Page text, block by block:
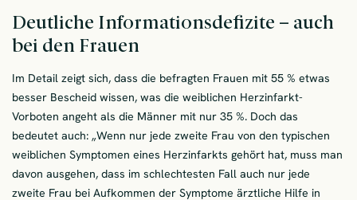
Deutliche Informationsdefizite – auch
bei den Frauen
Im Detail zeigt sich, dass die befragten Frauen mit 55 % etwas
besser Bescheid wissen, was die weiblichen Herzinfarkt-
Vorboten angeht als die Männer mit nur 35 %. Doch das
bedeutet auch: „Wenn nur jede zweite Frau von den typischen
weiblichen Symptomen eines Herzinfarkts gehört hat, muss man
davon ausgehen, dass im schlechtesten Fall auch nur jede
zweite Frau bei Aufkommen der Symptome ärztliche Hilfe in